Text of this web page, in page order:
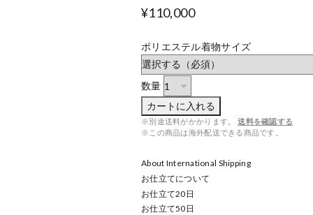
¥110,000
ポリエステル着物サイズ
数量
カートに入れる
※別途送料がかかります。
送料を確認する
※この商品は海外配送できる商品です。
About International Shipping
お仕立てについて
お仕立て20 日
お仕立て50 日